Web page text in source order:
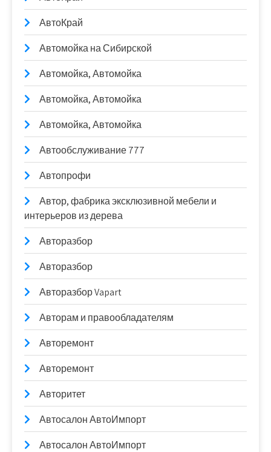
АвтоКрай
Автомойка на Сибирской
Автомойка, Автомойка
Автомойка, Автомойка
Автомойка, Автомойка
Автообслуживание 777
Автопрофи
Автор, фабрика эксклюзивной мебели и
интерьеров из дерева
Авторазбор
Авторазбор
Авторазбор Vapart
Авторам и правообладателям
Авторемонт
Авторемонт
Авторитет
Автосалон АвтоИмпорт
Автосалон АвтоИмпорт